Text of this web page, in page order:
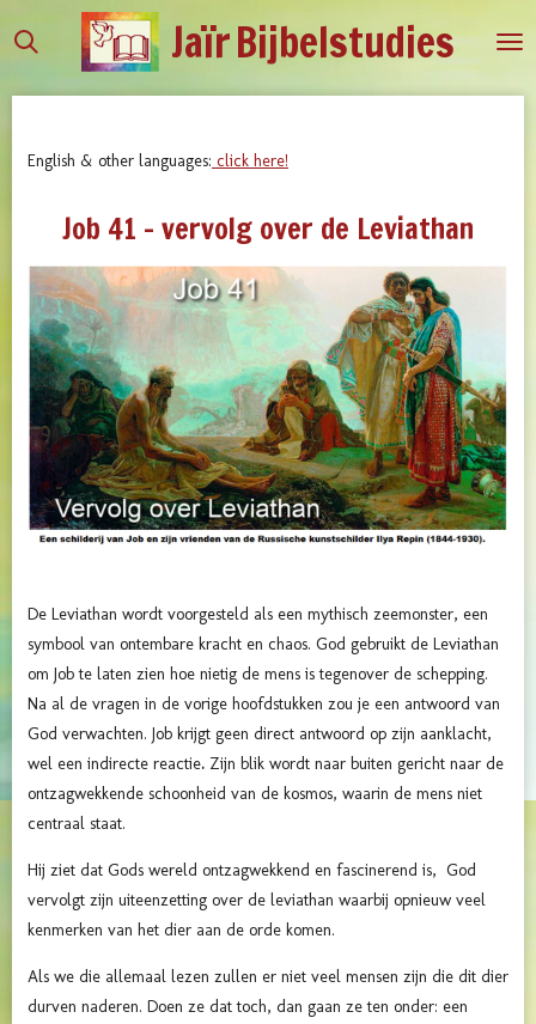
direct
JaïrBijbelstudies
English & other languages: click here!
Job 41 - vervolg over de Leviathan
De Leviathan wordt voorgesteld als een mythisch zeemonster, een
symbool van ontembare kracht en chaos. God gebruikt de Leviathan
om Job te laten zien hoe nietig de mens is tegenover de schepping.
Na al de vragen in de vorige hoofdstukken zou je een antwoord van
God verwachten. Job krijgt geen direct antwoord op zijn aanklacht,
wel een indirecte reactie. Zijn blik wordt naar buiten gericht naar de
ontzagwekkende schoonheid van de kosmos, waarin de mens niet
centraal staat.
Hij ziet dat Gods wereld ontzagwekkend en fascinerend is, God
vervolgt zijn uiteenzetting over de leviathan waarbij opnieuw veel
kenmerken van het dier aan de orde komen.
Als we die allemaal lezen zullen er niet veel mensen zijn die dit dier
durven naderen. Doen ze dat toch, dan gaan ze ten onder: een